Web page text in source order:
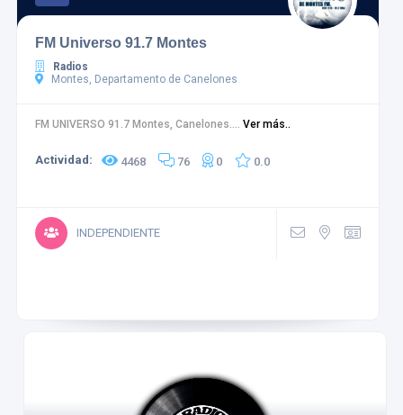
FM Universo 91.7 Montes
Radios
Montes, Departamento de Canelones
FM UNIVERSO 91.7 Montes, Canelones.... Ver más..
Actividad: 4468 76 0 0.0
INDEPENDIENTE